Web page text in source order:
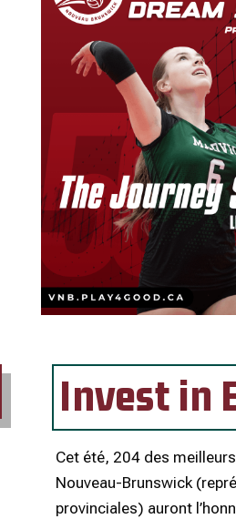
Invest in
Cet été, 204 des
Nouveau-Brunswick
provinciales) auront